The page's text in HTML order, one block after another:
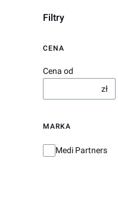
Filtry
CENA
Cena od
zł
MARKA
MarkaMedi Partners